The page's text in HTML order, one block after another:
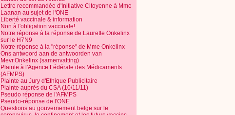
Lettre recommandée d'Initiative Citoyenne à Mme
Laanan au sujet de l'ONE
Liberté vaccinale & information
Non à l'obligation vaccinale!
Notre réponse à la réponse de Laurette Onkelinx
sur le H7N9
Notre réponse à la "réponse" de Mme Onkelinx
Ons antwoord aan de antwoorden van
Mevr.Onkelinx (samenvatting)
Plainte à l'Agence Fédérale des Médicaments
(AFMPS)
Plainte au Jury d'Ethique Publicitaire
Plainte auprès du CSA (10/11/11)
Pseudo réponse de l'AFMPS
Pseudo-réponse de l'ONE
Questions au gouvernement belge sur le